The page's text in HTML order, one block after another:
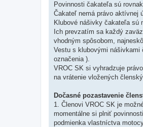
Povinnosti čakateľa sú
Čakateľ nemá právo aktívnej
Klubové nášivky čakateľa sú
Ich prevzatím sa každý
vhodným spôsobom,
Vestu s klubovými
označenia ).
VROC SK si vyhradzuje
na vrátenie vložených
Dočasné pozastavenie
1. Členovi VROC SK je
momentálne si plniť
podmienka vlastníctva